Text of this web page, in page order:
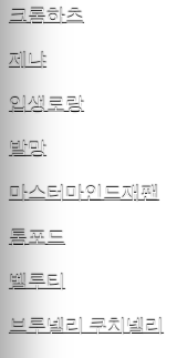
크롬하츠
제냐
입생로랑
발망
마스터마인드재팬
톰포드
벨루티
브루넬리 쿠치넬리